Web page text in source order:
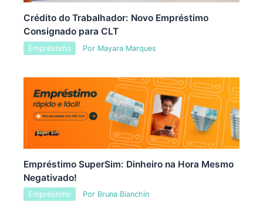
Crédito do Trabalhador: Novo Empréstimo
Consignado para CLT
Empréstimo Por Mayara Marques
Empréstimo SuperSim: Dinheiro na Hora Mesmo
Negativado!
Empréstimo Por Bruna Bianchin